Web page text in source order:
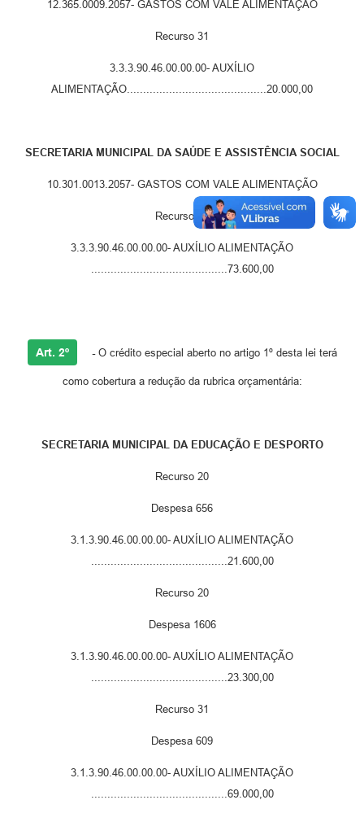
12.365.0009.2057- GASTOS COM VALE ALIMENTAÇÃO
Recurso 31
3.3.3.90.46.00.00.00- AUXÍLIO
ALIMENTAÇÃO...........................................20.000,00
SECRETARIA MUNICIPAL DA SAÚDE E ASSISTÊNCIA SOCIAL
10.301.0013.2057- GASTOS COM VALE ALIMENTAÇÃO
Recurso 40
3.3.3.90.46.00.00.00- AUXÍLIO ALIMENTAÇÃO
..........................................73.600,00
Art. 2º - O crédito especial aberto no artigo 1º desta lei terá
como cobertura a redução da rubrica orçamentária:
SECRETARIA MUNICIPAL DA EDUCAÇÃO E DESPORTO
Recurso 20
Despesa 656
3.1.3.90.46.00.00.00- AUXÍLIO ALIMENTAÇÃO
..........................................21.600,00
Recurso 20
Despesa 1606
3.1.3.90.46.00.00.00- AUXÍLIO ALIMENTAÇÃO
..........................................23.300,00
Recurso 31
Despesa 609
3.1.3.90.46.00.00.00- AUXÍLIO ALIMENTAÇÃO
..........................................69.000,00